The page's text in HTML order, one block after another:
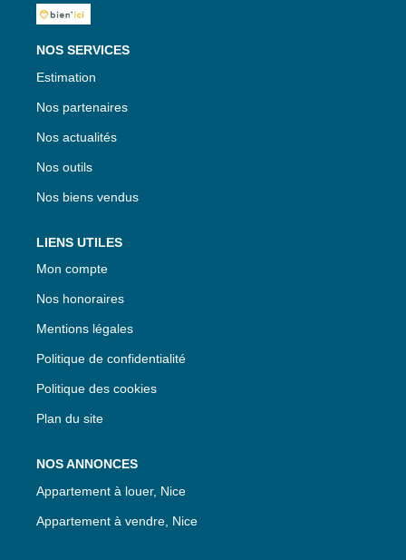
NOS SERVICES
Estimation
Nos partenaires
Nos actualités
Nos outils
Nos biens vendus
LIENS UTILES
Mon compte
Nos honoraires
Mentions légales
Politique de confidentialité
Politique des cookies
Plan du site
NOS ANNONCES
Appartement à louer, Nice
Appartement à vendre, Nice